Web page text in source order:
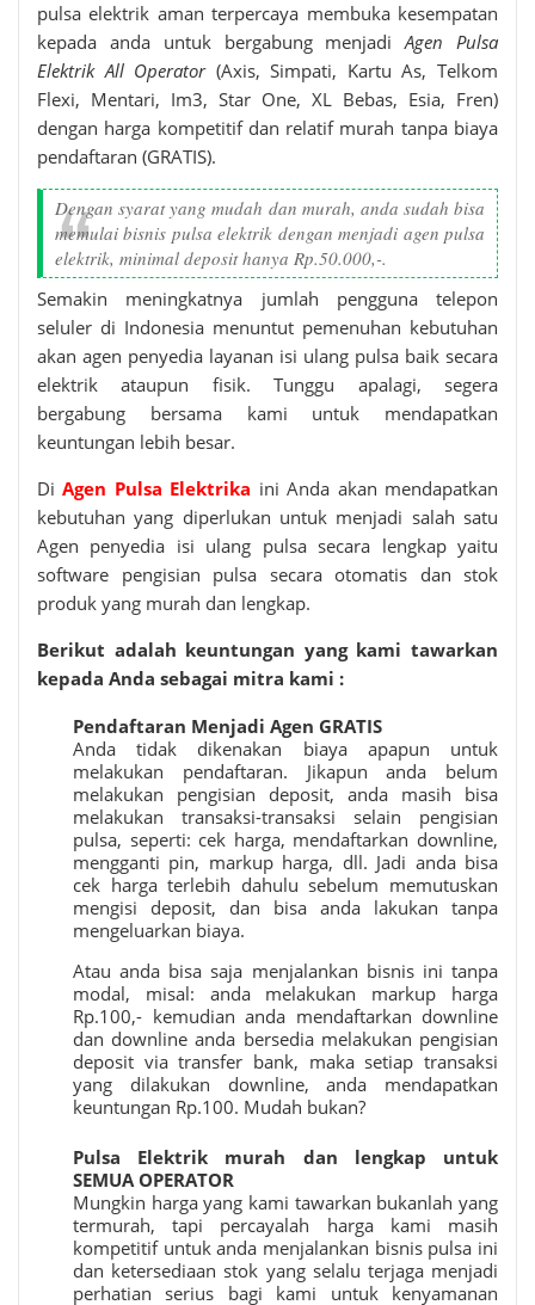
pulsa elektrik aman terpercaya membuka kesempatan
kepada anda untuk bergabung menjadiAgen Pulsa
Elektrik All Operator(Axis, Simpati, Kartu As, Telkom
Flexi, Mentari, Im3, Star One, XL Bebas, Esia, Fren)
dengan harga kompetitif dan relatif murah tanpa biaya
pendaftaran (GRATIS).
Dengan syarat yang mudah dan murah, anda sudah bisa
memulai bisnis pulsa elektrik dengan menjadi agen pulsa
elektrik, minimal deposit hanya Rp.50.000,-.
Semakin meningkatnya jumlah pengguna telepon
seluler di Indonesia menuntut pemenuhan kebutuhan
akan agen penyedia layanan isi ulang pulsa baik secara
elektrik ataupun fisik. Tunggu apalagi, segera
bergabung bersama kami untuk mendapatkan
keuntungan lebih besar.
DiAgen Pulsa Elektrika ini Anda akan mendapatkan
kebutuhan yang diperlukan untuk menjadi salah satu
Agen penyedia isi ulang pulsa secara lengkap yaitu
software pengisian pulsa secara otomatis dan stok
produk yang murah dan lengkap.
Berikut adalah keuntungan yang kami tawarkan
kepada Anda sebagai mitra kami :
Pendaftaran Menjadi Agen GRATIS
Anda tidak dikenakan biaya apapun untuk
melakukan pendaftaran. Jikapun anda belum
melakukan pengisian deposit, anda masih bisa
melakukan transaksi-transaksi selain pengisian
pulsa, seperti: cek harga, mendaftarkan downline,
mengganti pin, markup harga, dll. Jadi anda bisa
cek harga terlebih dahulu sebelum memutuskan
mengisi deposit, dan bisa anda lakukan tanpa
mengeluarkan biaya.
Atau anda bisa saja menjalankan bisnis ini tanpa
modal, misal: anda melakukan markup harga
Rp.100,- kemudian anda mendaftarkan downline
dan downline anda bersedia melakukan pengisian
deposit via transfer bank, maka setiap transaksi
yang dilakukan downline, anda mendapatkan
keuntungan Rp.100. Mudah bukan?
Pulsa Elektrik murah dan lengkap untuk
SEMUA OPERATOR
Mungkin harga yang kami tawarkan bukanlah yang
termurah, tapi percayalah harga kami masih
kompetitif untuk anda menjalankan bisnis pulsa ini
dan ketersediaan stok yang selalu terjaga menjadi
perhatian serius bagi kami untuk kenyamanan